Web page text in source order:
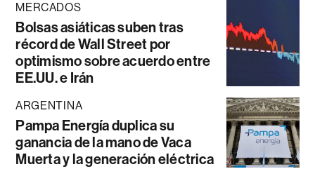
MERCADOS
Bolsas asiáticas suben tras
récord de Wall Street por
optimismo sobre acuerdo entre
EE.UU. e Irán
ARGENTINA
Pampa Energía duplica su
ganancia de la mano de Vaca
Muerta y la generación eléctrica